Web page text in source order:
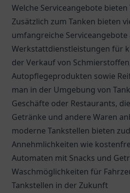
Welche Serviceangebote bieten
Zusätzlich zum Tanken bieten
umfangreiche
Werkstattdienstleistungen für
der Verkauf von
Autopflegeprodukten sowie
man in der Umgebung von
Geschäfte oder Restaurants,
Getränke und andere Waren
moderne Tankstellen bieten
Annehmlichkeiten wie
Automaten mit Snacks und
Waschmöglichkeiten für
Tankstellen in der Zukunft